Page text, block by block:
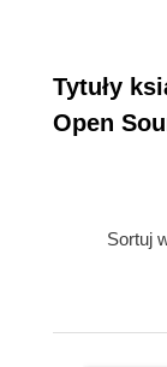
przykładach
sprzętu,
systemem
Tytuły
Open
Sortuj